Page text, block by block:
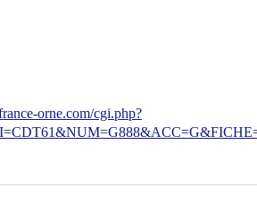
orne.com/cgi.php?